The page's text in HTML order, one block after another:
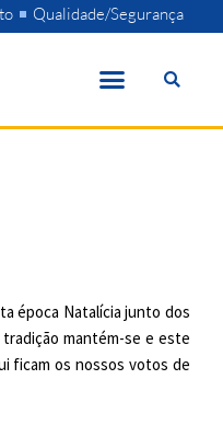
Qualidade/Segurança
época Natalícia junto dos
mantém-se e este
ficam os nossos votos de